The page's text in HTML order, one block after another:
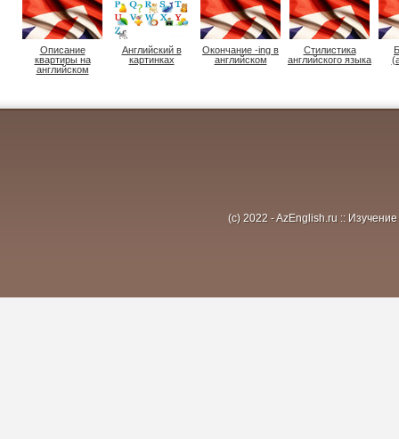
Описание
квартиры на
английском
Английский в
картинках
Окончание -ing в
английском
Стилистика
английского языка
(c) 2022 - AzEnglish.ru ::